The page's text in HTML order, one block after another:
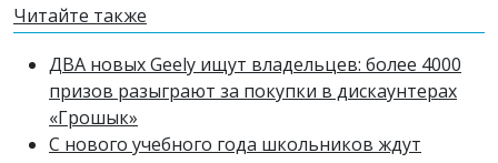
Читайте также
ДВА новых Geely ищут владельцев: более 4000
призов разыграют за покупки в дискаунтерах
«Грошык»
С нового учебного года школьников ждут